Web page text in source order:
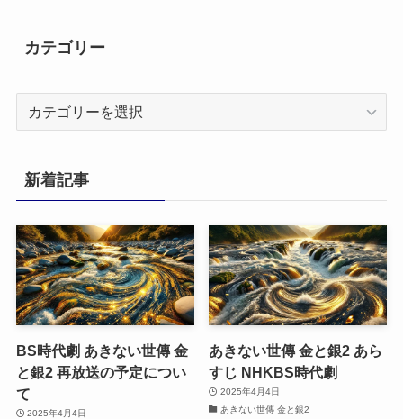
カテゴリー
リ
ー
新着記事
BS時代劇 あきない世傳 金
と銀2 再放送の予定につい
て
2025年4月4日
あきない世傳 金と銀2 あら
すじ NHKBS時代劇
2025年4月4日
あきない世傳 金と銀2